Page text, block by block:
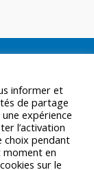
informer et
de partage
expérience
l’activation
choix pendant
moment en
sur le